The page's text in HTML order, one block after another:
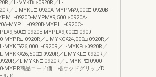
／L-MYKB□-0920R／L-
／L-MYKJ□-0920A-MYPM¥9,000□-0920B-
0920D-MYPM¥9,500□-0920A-
MYPL□-0920B-MYPL□-0920C-
0920E-MYPL¥9,000□-0900-
MYPR□-0920R／L-MYKC¥24,000□-0920R／
MYKE¥26,000□-0920R／L-MYKF□-0920R／
MYKK¥26,500□-0920R／L-MYKL□-0920R／
／L-MYKN□-0920R／L-MYKP□-0900-
MYPR商品コード価 格ウッドグリップD
ルド